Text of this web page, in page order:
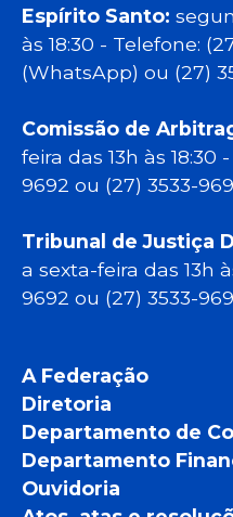
Espírito Santo:
às 18:30 - Telefone:
(WhatsApp) ou (27)
Comissão de
feira das 13h às 18:30
9692 ou (27) 3533-
Tribunal de Justiça
a sexta-feira das 13h
9692 ou (27) 3533-
A Federação
Diretoria
Departamento de
Departamento
Ouvidoria